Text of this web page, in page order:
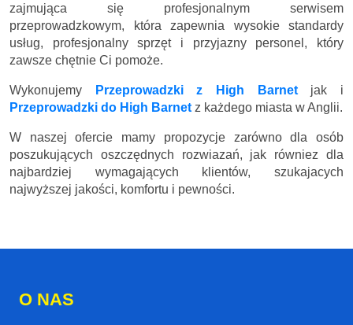
zajmująca się profesjonalnym serwisem
przeprowadzkowym, która zapewnia wysokie standardy
usług, profesjonalny sprzęt i przyjazny personel, który
zawsze chętnie Ci pomoże.
Wykonujemy Przeprowadzki z High Barnetjak i
Przeprowadzki do High Barnet z każdego miasta w Anglii.
W naszej ofercie mamy propozycje zarówno dla osób
poszukujących oszczędnych rozwiazań, jak równiez dla
najbardziej wymagających klientów, szukajacych
najwyższej jakości, komfortu i pewności.
O NAS